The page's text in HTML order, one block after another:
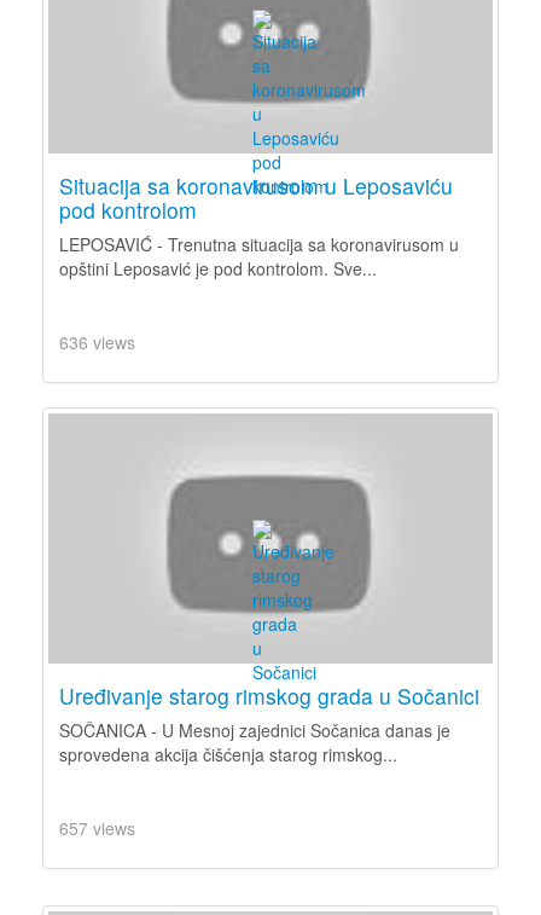
Situacija sa koronavirusom u Leposaviću
pod kontrolom
LEPOSAVIĆ - Trenutna situacija sa koronavirusom u
opštini Leposavić je pod kontrolom. Sve...
636 views
Uređivanje starog rimskog grada u Sočanici
SOČANICA - U Mesnoj zajednici Sočanica danas je
sprovedena akcija čišćenja starog rimskog...
657 views